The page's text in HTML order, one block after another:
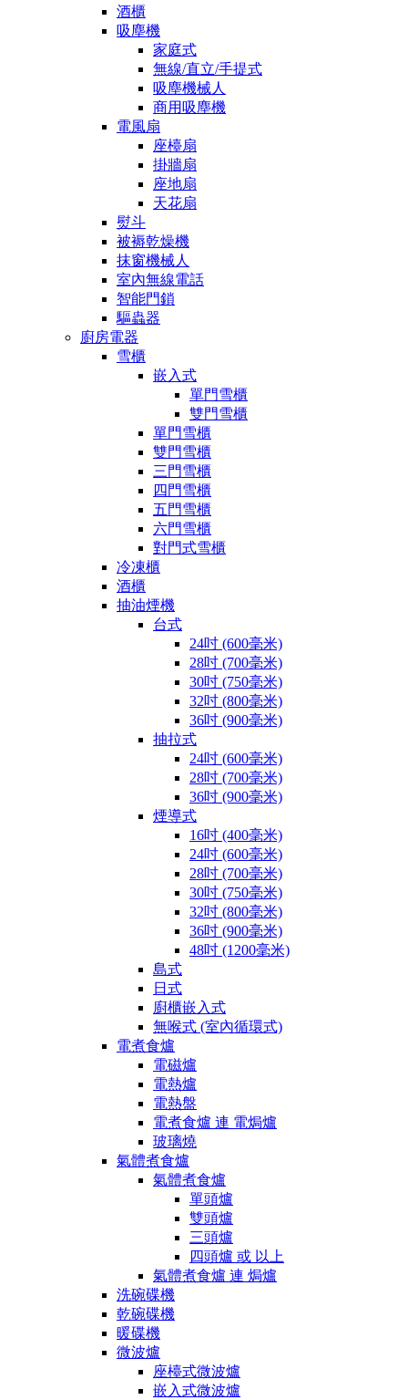
酒櫃
吸塵機
家庭式
無線/直立/手提式
吸塵機械人
商用吸塵機
電風扇
座檯扇
掛牆扇
座地扇
天花扇
熨斗
被褥乾燥機
抹窗機械人
室內無線電話
智能門鎖
驅蟲器
廚房電器
雪櫃
嵌入式
單門雪櫃
雙門雪櫃
單門雪櫃
雙門雪櫃
三門雪櫃
四門雪櫃
五門雪櫃
六門雪櫃
對門式雪櫃
冷凍櫃
酒櫃
抽油煙機
台式
24吋 (600毫米)
28吋 (700毫米)
30吋 (750毫米)
32吋 (800毫米)
36吋 (900毫米)
抽拉式
24吋 (600毫米)
28吋 (700毫米)
36吋 (900毫米)
煙導式
16吋 (400毫米)
24吋 (600毫米)
28吋 (700毫米)
30吋 (750毫米)
32吋 (800毫米)
36吋 (900毫米)
48吋 (1200毫米)
島式
日式
廚櫃嵌入式
無喉式 (室內循環式)
電煮食爐
電磁爐
電熱爐
電熱盤
電煮食爐 連 電焗爐
玻璃燒
氣體煮食爐
氣體煮食爐
單頭爐
雙頭爐
三頭爐
四頭爐 或 以上
氣體煮食爐 連 焗爐
洗碗碟機
乾碗碟機
暖碟機
微波爐
座檯式微波爐
嵌入式微波爐